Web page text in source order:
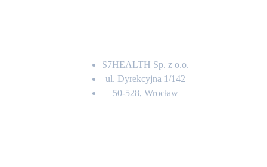
S7HEALTH Sp. z o.o.
ul. Dyrekcyjna 1/142
50-528, Wrocław